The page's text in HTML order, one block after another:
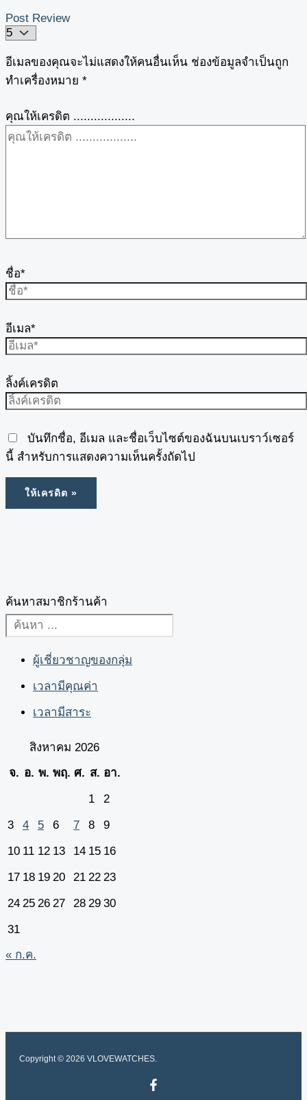
Post Review
อีเมลของคุณจะไม่แสดงให้คนอื่นเห็น ช่องข้อมูลจำเป็นถูก
ทำเครื่องหมาย *
คุณให้เครดิต ..................
ชื่อ*
อีเมล*
ลิ้งค์เครดิต
บันทึกชื่อ, อีเมล และชื่อเว็บไซต์ของฉันบนเบราว์เซอร์
นี้ สำหรับการแสดงความเห็นครั้งถัดไป
ค้นหาสมาชิกร้านค้า
ผู้เชี่ยวชาญของกลุ่ม
เวลามีคุณค่า
เวลามีสาระ
สิงหาคม 2026
จ. อ. พ. พฤ. ศ. ส. อา.
1
2
3
4 5 6 7 8
9
10 11 12 13 14 15 16
17 18 19 20 21 22 23
24 25 26 27 28 29 30
31
« ก.ค.
Copyright © 2026 VLOVEWATCHES.